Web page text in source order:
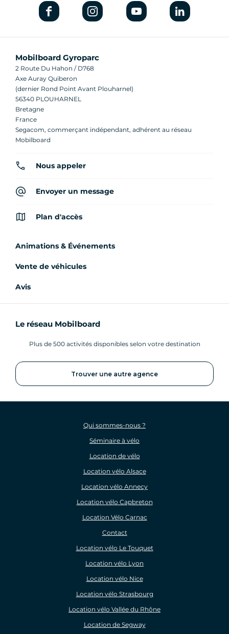
Mobilboard Gyroparc
2 Route Du Hahon / D768
Axe Auray Quiberon
(dernier Rond Point Avant Plouharnel)
56340 PLOUHARNEL
Bretagne
France
Segacom, commerçant indépendant, adhérent au réseau
Mobilboard
Nous appeler
Envoyer un message
Plan d'accès
Animations & Événements
Vente de véhicules
Avis
Le réseau Mobilboard
Plus de 500 activités disponibles selon votre destination
Trouver une autre agence
Qui sommes-nous ?
Séminaire à vélo
Location de vélo
Location vélo Alsace
Location vélo Annecy
Location vélo Capbreton
Location Vélo Carnac
Contact
Location vélo Le Touquet
Location vélo Lyon
Location vélo Nice
Location vélo Strasbourg
Location vélo Vallée du Rhône
Location de Segway